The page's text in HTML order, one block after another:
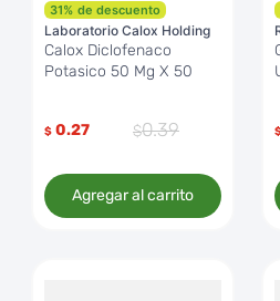
31% de descuento
Laboratorio Calox Holding
Calox Diclofenaco
Potasico 50 Mg X 50
$ 0.27 0.39
Agregar al carrito